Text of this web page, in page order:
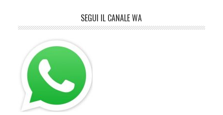
SEGUI IL CANALE WA